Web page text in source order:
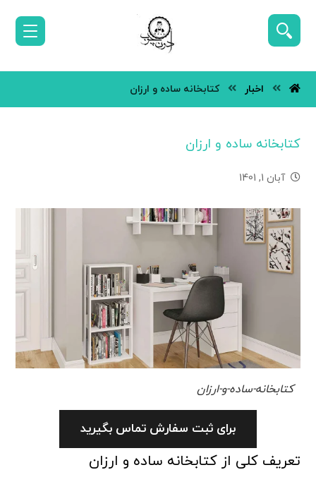
اخبار کتابخانه ساده و ارزان
کتابخانه ساده و ارزان
آبان 1, 1401
کتابخانه-ساده-و-ارزان
برای ثبت سفارش تماس بگیرید
تعریف کلی از کتابخانه ساده و ارزان